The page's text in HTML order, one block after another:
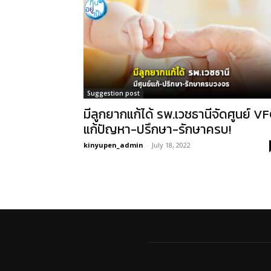
Suggestion post
มีลูกยากแก้ได้ รพ.เวชธานีจัดศูนย์
แก้ปัญหา-ปรึกษา-รักษาครบ!
kinyupen_admin - July 18, 2022